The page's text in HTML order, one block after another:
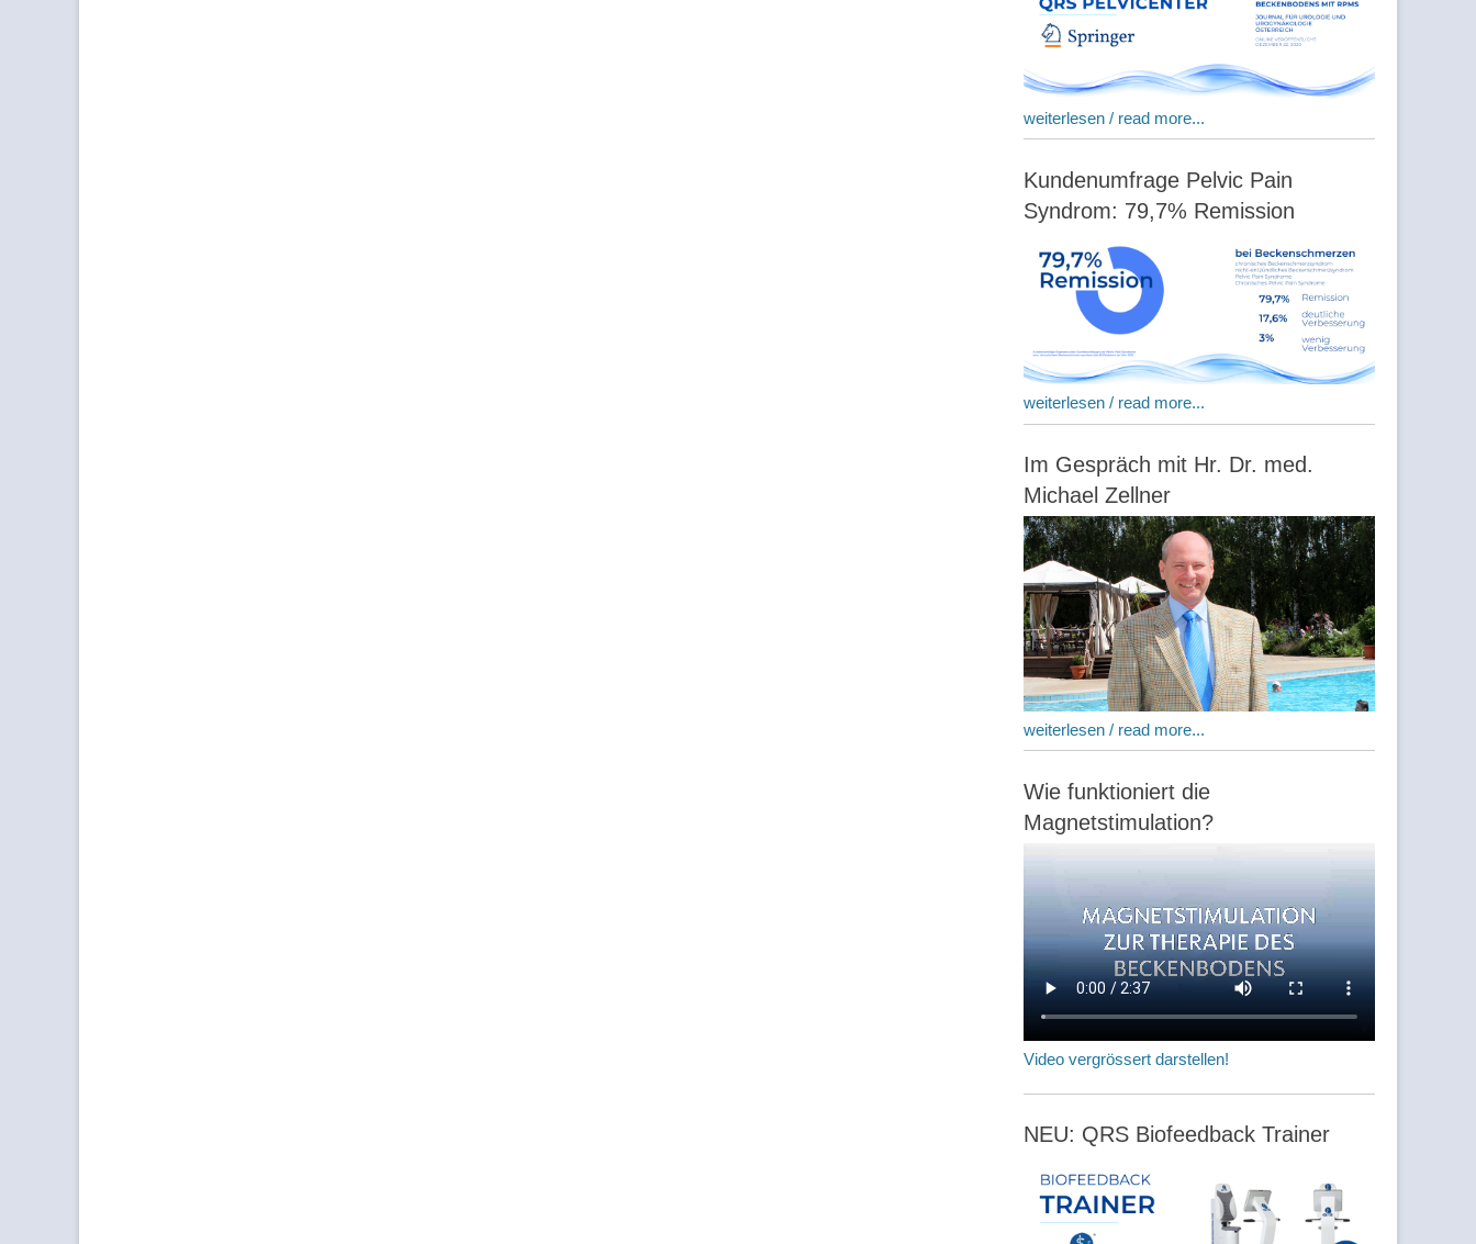
weiterlesen / read more...
Kundenumfrage Pelvic Pain
Syndrom: 79,7% Remission
weiterlesen / read more...
Im Gespräch mit Hr. Dr. med.
Michael Zellner
weiterlesen / read more...
Wie funktioniert die
Magnetstimulation?
Video vergrössert darstellen!
NEU: QRS Biofeedback Trainer